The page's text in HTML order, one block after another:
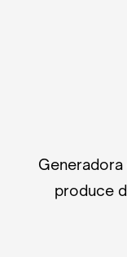
produce